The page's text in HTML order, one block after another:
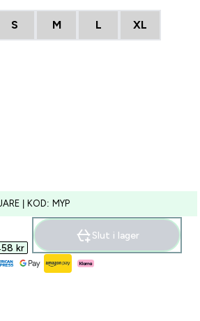
S M L XL
| KOD: MYP
price
kr‎
Slut i lager